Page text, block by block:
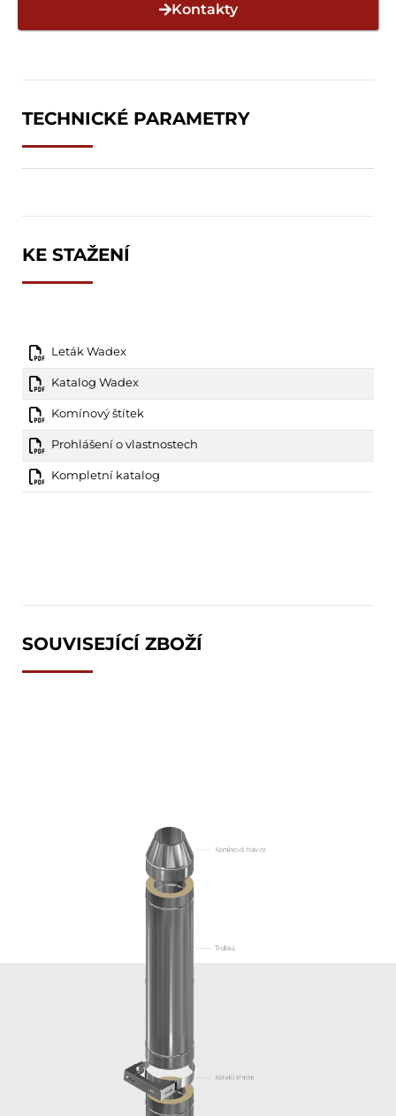
TECHNICKÉ PARAMETRY
KE STAŽENÍ
Leták Wadex
Katalog Wadex
Komínový štítek
Prohlášení o vlastnostech
Kompletní katalog
SOUVISEJÍCÍ ZBOŽÍ
Kontakty